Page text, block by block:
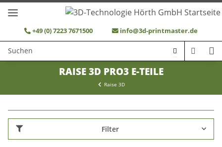
+49 (0) 7223 7671500 info@3d-printmaster.de
RAISE 3D PRO3 E-TEILE
Raise 3D
Filter